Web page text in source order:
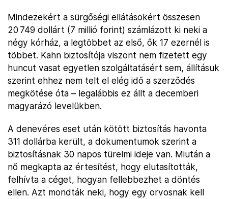
Mindezekért a sürgőségi ellátásokért összesen
20 749 dollárt (7 millió forint) számlázott ki neki a
négy kórház, a legtöbbet az első, ők 17 ezernél is
többet. Kahn biztosítója viszont nem fizetett egy
huncut vasat egyetlen szolgáltatásért sem, állításuk
szerint ehhez nem telt el elég idő a szerződés
megkötése óta – legalábbis ez állt a decemberi
magyarázó levelükben.
A denevéres eset után kötött biztosítás havonta
311 dollárba került, a dokumentumok szerint a
biztosításnak 30 napos türelmi ideje van. Miután a
nő megkapta az értesítést, hogy elutasították,
felhívta a céget, hogyan fellebbezhet a döntés
ellen. Azt mondták neki, hogy egy orvosnak kell